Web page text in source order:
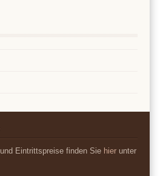
Eintrittspreise finden Sie hier unter